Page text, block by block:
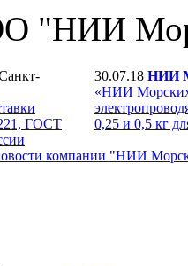
"НИИ
ГОСТ
30.07.18 НИИ
«НИИ Морских
0,25 и 0,5 кг
компaнии "НИИ